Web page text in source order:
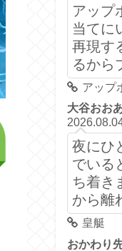
アップ
当てに
再現す
るから
アップ
大谷おお
夜にひ
でいる
ち着き
から離
皇艇
おかわり